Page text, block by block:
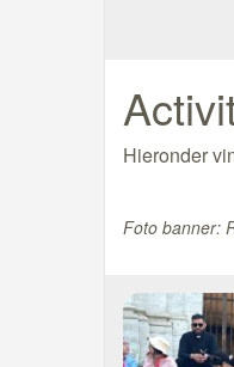
Hieronder
Foto banner: